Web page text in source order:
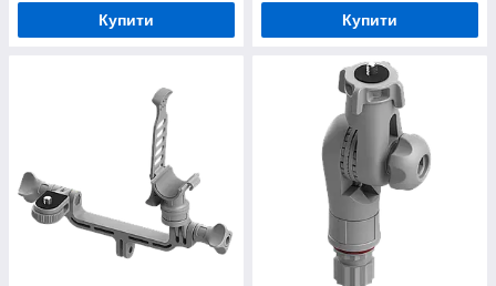
Купити Купити